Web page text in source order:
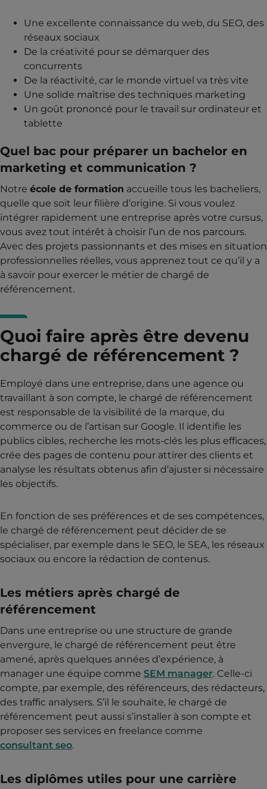
Une excellente connaissance du web, du SEO, des
réseaux sociaux
De la créativité pour se démarquer des
concurrents
De la réactivité, car le monde virtuel va très vite
Une solide maîtrise des techniques marketing
Un goût prononcé pour le travail sur ordinateur et
tablette
Quel bac pour préparer un bachelor en
marketing et communication ?
Notre école de formation accueille tous les bacheliers,
quelle que soit leur filière d’origine. Si vous voulez
intégrer rapidement une entreprise après votre cursus,
vous avez tout intérêt à choisir l’un de nos parcours.
Avec des projets passionnants et des mises en situation
professionnelles réelles, vous apprenez tout ce qu’il y a
à savoir pour exercer le métier de chargé de
référencement.
Quoi faire après être devenu
chargé de référencement ?
Employé dans une entreprise, dans une agence ou
travaillant à son compte, le chargé de référencement
est responsable de la visibilité de la marque, du
commerce ou de l’artisan sur Google. Il identifie les
publics cibles, recherche les mots-clés les plus efficaces,
crée des pages de contenu pour attirer des clients et
analyse les résultats obtenus afin d’ajuster si nécessaire
les objectifs.
En fonction de ses préférences et de ses compétences,
le chargé de référencement peut décider de se
spécialiser, par exemple dans le SEO, le SEA, les réseaux
sociaux ou encore la rédaction de contenus.
Les métiers après chargé de
référencement
Dans une entreprise ou une structure de grande
envergure, le chargé de référencement peut être
amené, après quelques années d’expérience, à
manager une équipe comme SEM manager. Celle-ci
compte, par exemple, des référenceurs, des rédacteurs,
des traffic analysers. S’il le souhaite, le chargé de
référencement peut aussi s’installer à son compte et
proposer ses services en freelance comme
consultant seo.
Les diplômes utiles pour une carrière